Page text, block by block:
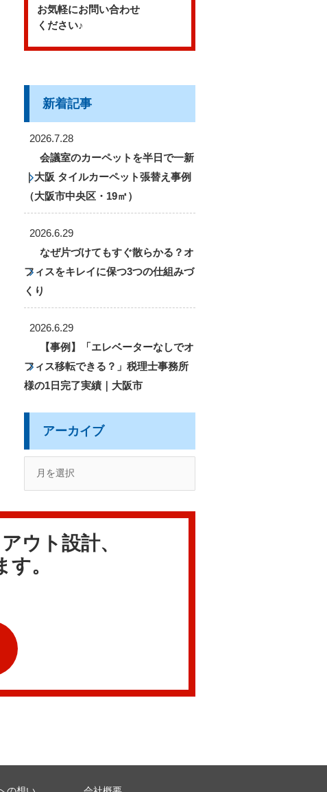
お気軽にお問い合わせ
ください♪
新着記事
2026.7.28
会議室のカーペットを半日で一新
｜大阪 タイルカーペット張替え事例
（大阪市中央区・19㎡）
2026.6.29
なぜ片づけてもすぐ散らかる？オ
フィスをキレイに保つ3つの仕組みづ
くり
2026.6.29
【事例】「エレベーターなしでオ
フィス移転できる？」税理士事務所
様の1日完了実績｜大阪市
アーカイブ
ウト設計、
。